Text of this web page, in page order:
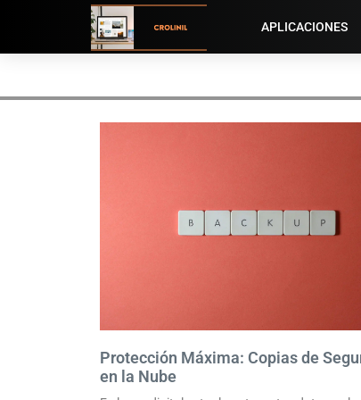
APLICACIONES
Protección Máxima: Copias de
en la Nube